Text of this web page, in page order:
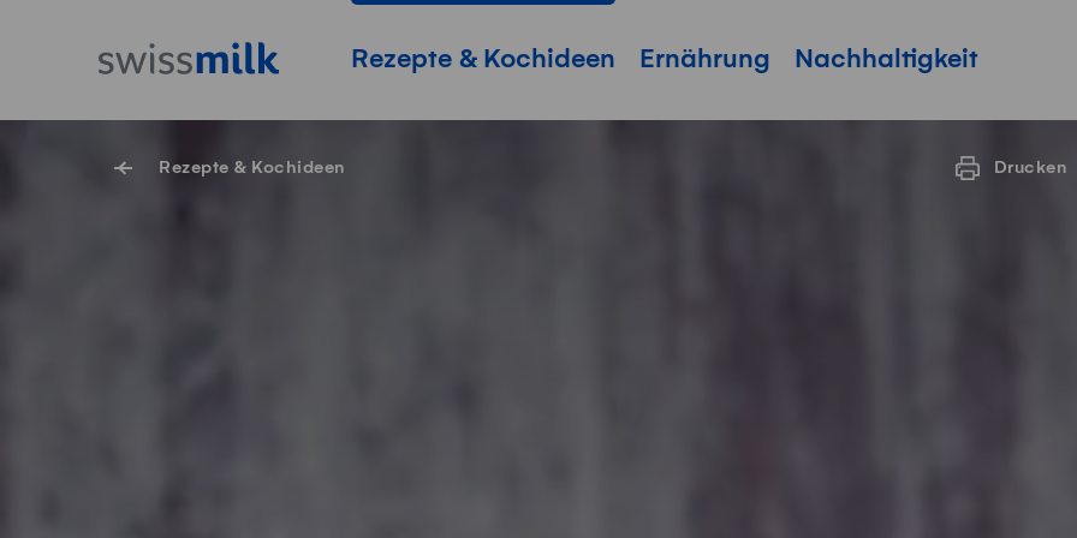
StartseiteHauptnavigation
Rezepte & Kochideen Ernährung Nachhaltigkeit
Rezepte & Kochideen Drucken